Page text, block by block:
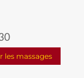
les massages